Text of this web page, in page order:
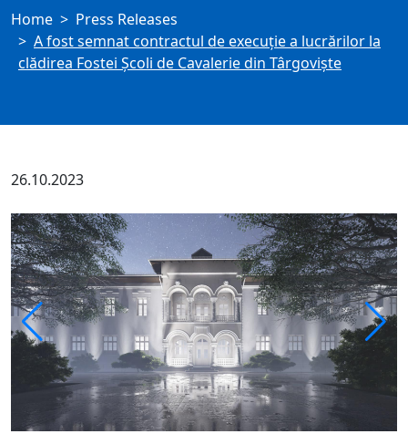
Home
Press Releases
A fost semnat contractul de execuție a lucrărilor la
clădirea Fostei Școli de Cavalerie din Târgoviște
26.10.2023